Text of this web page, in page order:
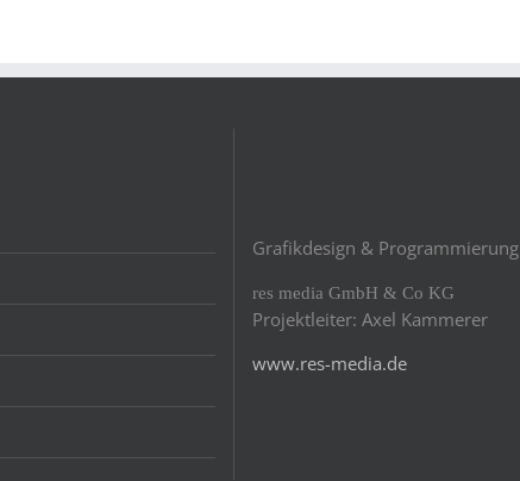
Grafikdesign & Programmierung
res media GmbH & Co KG
Projektleiter: Axel Kammerer
www.res-media.de